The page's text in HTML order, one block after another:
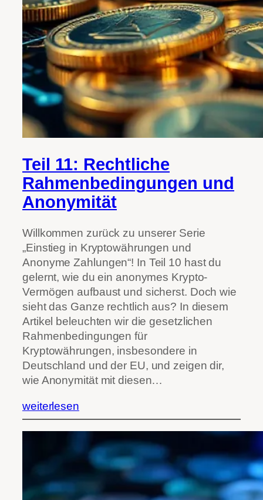
Teil 11: Rechtliche
Rahmenbedingungen und
Anonymität
Willkommen zurück zu unserer Serie
„Einstieg in Kryptowährungen und
Anonyme Zahlungen“! In Teil 10 hast du
gelernt, wie du ein anonymes Krypto-
Vermögen aufbaust und sicherst. Doch wie
sieht das Ganze rechtlich aus? In diesem
Artikel beleuchten wir die gesetzlichen
Rahmenbedingungen für
Kryptowährungen, insbesondere in
Deutschland und der EU, und zeigen dir,
wie Anonymität mit diesen…
weiterlesen